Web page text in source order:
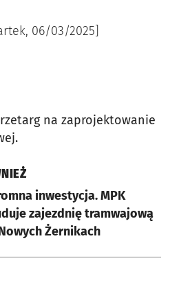
06/03/2025]
na zaprojektowanie
inwestycja. MPK
zajezdnię tramwajową
Żernikach